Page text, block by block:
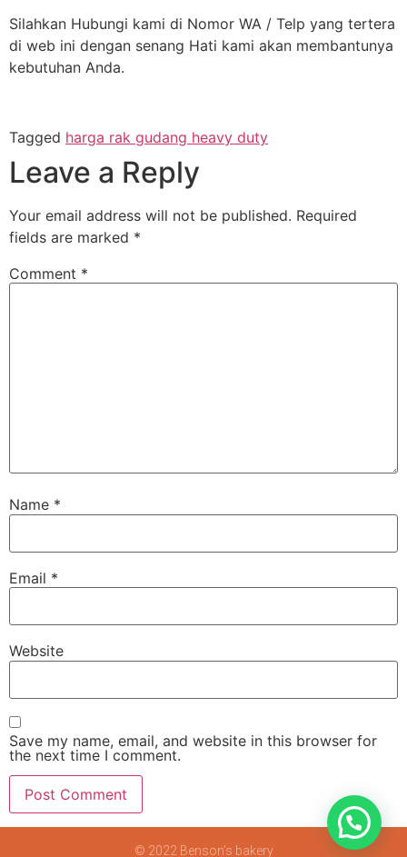
Silahkan Hubungi kami di Nomor WA / Telp yang tertera
di web ini dengan senang Hati kami akan membantunya
kebutuhan Anda.
Tagged harga rak gudang heavy duty
Leave a Reply
Your email address will not be published. Required
fields are marked *
Comment *
Name *
Email *
Website
Save my name, email, and website in this browser for
the next time I comment.
© 2022 Benson’s bakery